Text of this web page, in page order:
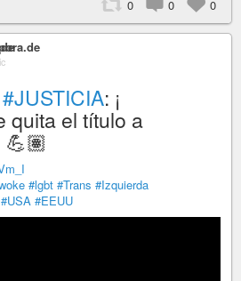
0 0 0
#JUSTICIA: ¡
quita el título a
💪🏽
#lgbt #Trans #Izquierda
#USA #EEUU